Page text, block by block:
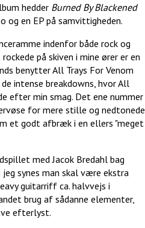
hedder Burned By Blackened
og en EP på samvittigheden.
indenfor både rock og
på skiven i mine ører er en
benytter All Trays For Venom
intense breakdowns, hvor All
efter min smag. Det ene nummer
for mere stille og nedtonede
et godt afbræk i en ellers "meget
med Jacok Bredahl bag
synes man skal være ekstra
guitarriff ca. halvvejs i
brug af sådanne elementer,
efterlyst.